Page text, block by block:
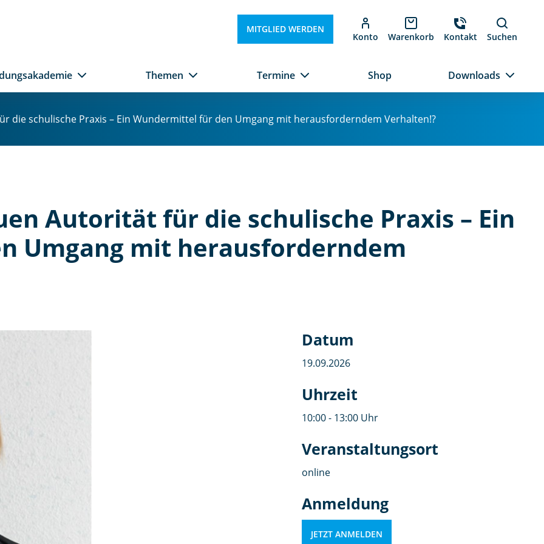
MITGLIED WERDEN
Konto Warenkorb Kontakt Suchen
Themen Termine Shop Downloads
die schulische Praxis – Ein Wundermittel für den Umgang mit herausforderndem Verhalten!?
Autorität für die schulische Praxis – Ein
Umgang mit herausforderndem
Datum
19.09.2026
Uhrzeit
10:00 - 13:00 Uhr
Veranstaltungsort
online
Anmeldung
JETZT ANMELDEN